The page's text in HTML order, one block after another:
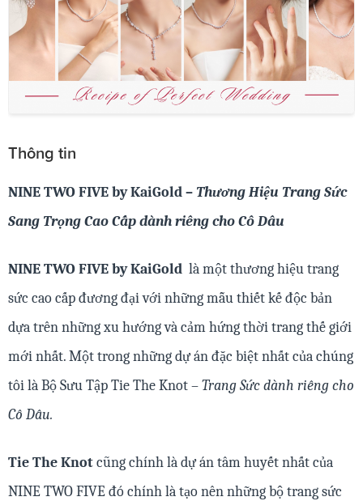
Thông tin
NINE TWO FIVE by KaiGold – Thương Hiệu Trang Sức
Sang Trọng Cao Cấp dành riêng cho Cô Dâu
NINE TWO FIVE by KaiGold là một thương hiệu trang
sức cao cấp đương đại với những mẫu thiết kế độc bản
dựa trên những xu hướng và cảm hứng thời trang thế giới
mới nhất. Một trong những dự án đặc biệt nhất của chúng
tôi là Bộ Sưu Tập Tie The Knot –Trang Sức dành riêng cho
Cô Dâu.
Tie The Knotcũng chính là dự án tâm huyết nhất của
NINE TWO FIVE đó chính là tạo nên những bộ trang sức